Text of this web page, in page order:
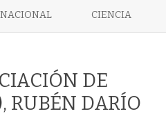
NACIONAL CIENCIA
DE
RUBÉN DARÍO